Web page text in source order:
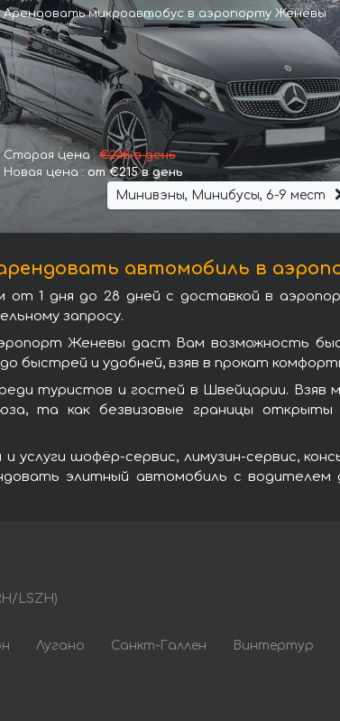
Ламборгини Urus чёрный
Арендовать микроавтобус в аэропорту Женевы
Старая цена :€248 в день
Новая цена : от €215 в день
Минивэны, Минибусы, 6-9 мест
автомобиль в
1 дня до 28 дней с доставкой в
запросу.
Женевы даст Вам возможность
быстрей и удобней, взяв в прокат
туристов и гостей в Швейцарии.
та как безвизовые границы открыты
шофёр-сервис, лимузин-сервис,
элитный автомобиль с водителем
LSZH)
Лугано Санкт-Галлен Винтертур